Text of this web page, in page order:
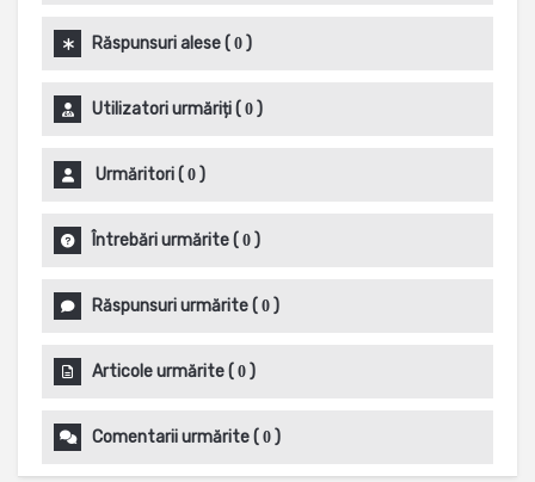
Răspunsuri alese( 0 )
Utilizatori urmăriți( 0 )
Urmăritori( 0 )
Întrebări urmărite( 0 )
Răspunsuri urmărite( 0 )
Articole urmărite( 0 )
Comentarii urmărite( 0 )